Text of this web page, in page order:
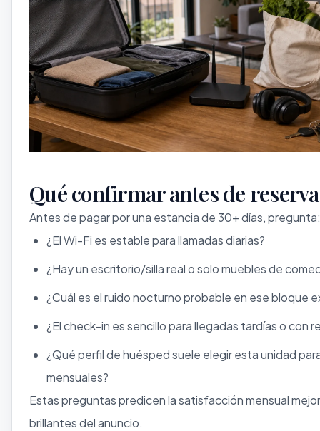
Qué confirmar antes de
Antes de pagar por una estancia de 30+ días, pregunta:
¿El Wi-Fi es estable para llamadas diarias?
¿Hay un escritorio/silla real o solo muebles de
¿Cuál es el ruido nocturno probable en ese bloque
¿El check-in es sencillo para llegadas tardías o con
¿Qué perfil de huésped suele elegir esta unidad
mensuales?
Estas preguntas predicen la satisfacción mensual
brillantes del anuncio.